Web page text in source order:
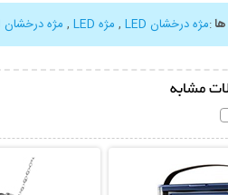
:مژه درخشان LED , مژه LED , مژه
مشابه